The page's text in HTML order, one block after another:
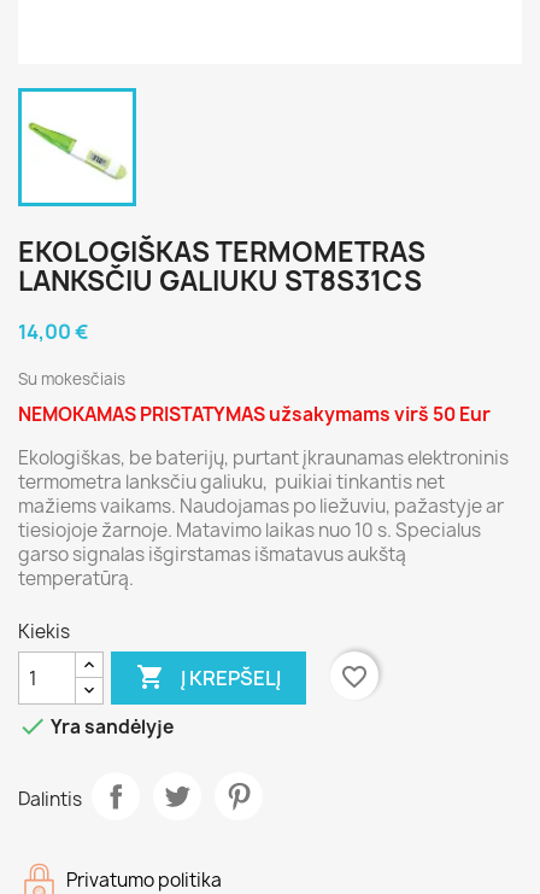
EKOLOGIŠKAS TERMOMETRAS
LANKSČIU GALIUKU ST8S31CS
14,00 €
Su mokesčiais
NEMOKAMAS PRISTATYMAS užsakymams virš 50 Eur
Ekologiškas, be baterijų, purtant įkraunamas elektroninis
termometra lanksčiu galiuku, puikiai tinkantis net
mažiems vaikams. Naudojamas po liežuviu, pažastyje ar
tiesiojoje žarnoje. Matavimo laikas nuo 10 s. Specialus
garso signalas išgirstamas išmatavus aukštą
temperatūrą.
Kiekis
 Į KREPŠELĮ
favorite_border
 Yra sandėlyje
Dalintis
Privatumo politika